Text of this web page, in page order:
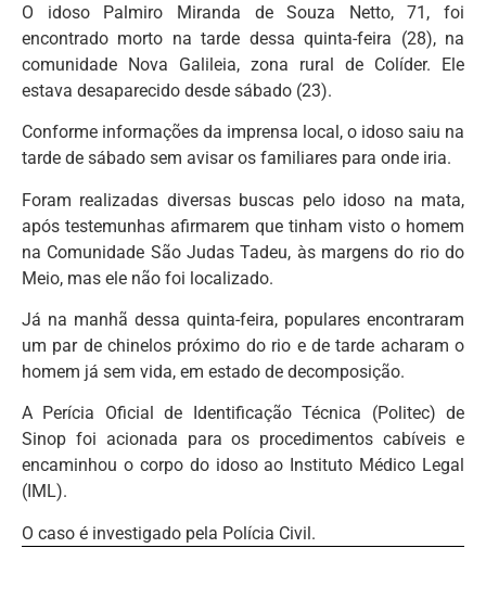
O idoso Palmiro Miranda de Souza Netto, 71, foi
encontrado morto na tarde dessa quinta-feira (28), na
comunidade Nova Galileia, zona rural de Colíder. Ele
estava desaparecido desde sábado (23).
Conforme informações da imprensa local, o idoso saiu na
tarde de sábado sem avisar os familiares para onde iria.
Foram realizadas diversas buscas pelo idoso na mata,
após testemunhas afirmarem que tinham visto o homem
na Comunidade São Judas Tadeu, às margens do rio do
Meio, mas ele não foi localizado.
Já na manhã dessa quinta-feira, populares encontraram
um par de chinelos próximo do rio e de tarde acharam o
homem já sem vida, em estado de decomposição.
A Perícia Oficial de Identificação Técnica (Politec) de
Sinop foi acionada para os procedimentos cabíveis e
encaminhou o corpo do idoso ao Instituto Médico Legal
(IML).
O caso é investigado pela Polícia Civil.